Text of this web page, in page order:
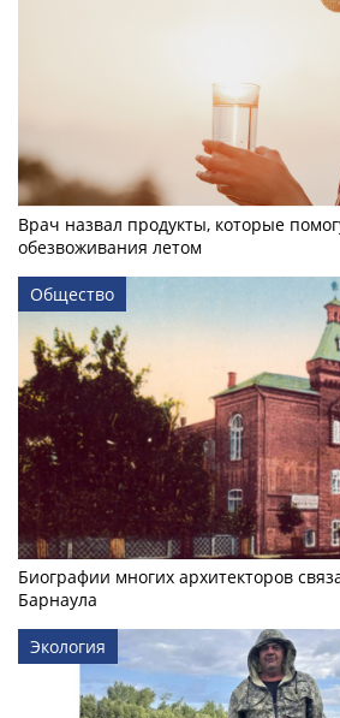
Врач назвал продукты, которые
обезвоживания летом
Общество
Биографии многих архитекторов
Барнаула
Экология